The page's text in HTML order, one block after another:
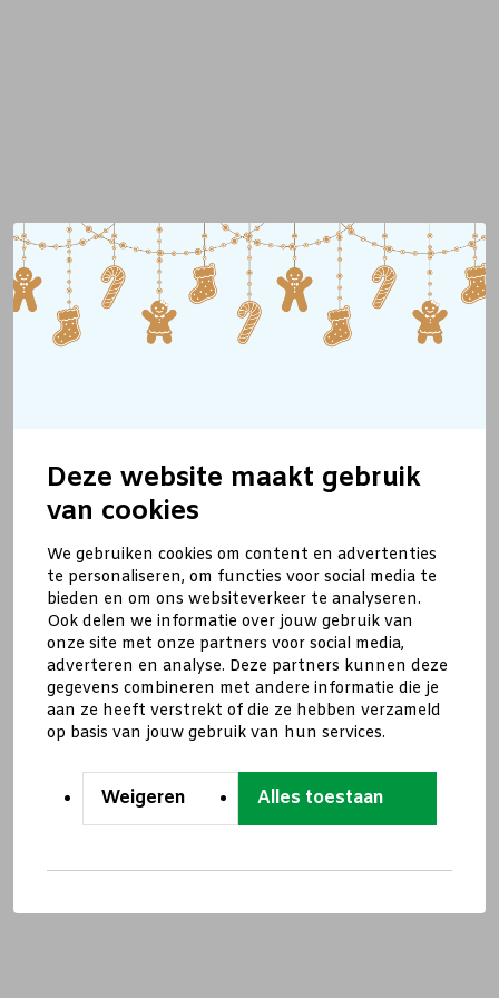
Deze website maakt gebruik
van cookies
We gebruiken cookies om content en advertenties
te personaliseren, om functies voor social media te
bieden en om ons websiteverkeer te analyseren.
Ook delen we informatie over jouw gebruik van
onze site met onze partners voor social media,
adverteren en analyse. Deze partners kunnen deze
gegevens combineren met andere informatie die je
aan ze heeft verstrekt of die ze hebben verzameld
op basis van jouw gebruik van hun services.
Weigeren Alles toestaan